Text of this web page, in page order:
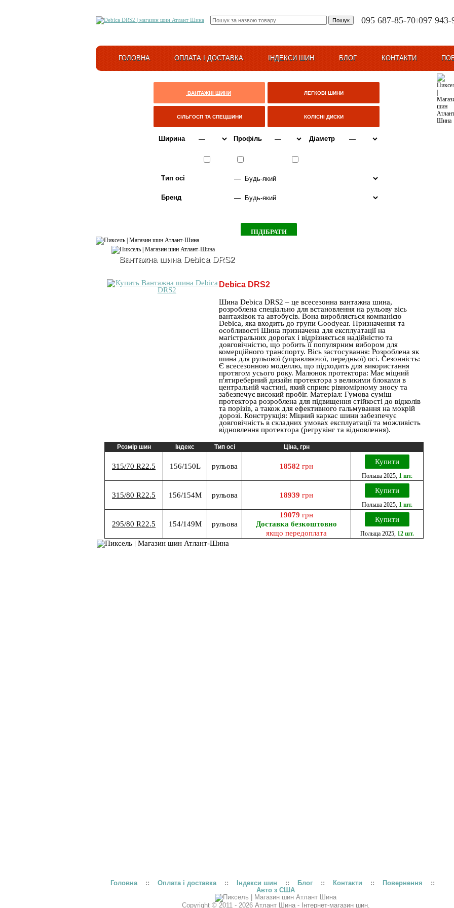
095 687-85-70 |097 943-
ГОЛОВНА ОПЛАТА І ДОСТАВКА ІНДЕКСИ ШИН БЛОГ КОНТАКТИ
ВАНТАЖНІ ШИНИ ЛЕГКОВІ ШИНИ
СІЛЬГОСП ТА СПЕЦШИНИ КОЛІСНІ ДИСКИ
Ширина Профіль Діаметр
Тип осі
Бренд
Вантажна шина Debica DRS2
Debica DRS2
Шина Debica DRS2 – це всесезонна вантажна шина,
розроблена спеціально для встановлення на рульову вісь
вантажівок та автобусів. Вона виробляється компанією
Debica, яка входить до групи Goodyear. Призначення та
особливості Шина призначена для експлуатації на
магістральних дорогах і відрізняється надійністю та
довговічністю, що робить її популярним вибором для
комерційного транспорту. Вісь застосування: Розроблена як
шина для рульової (управляючої, передньої) осі. Сезонність:
Є всесезонною моделлю, що підходить для використання
протягом усього року. Малюнок протектора: Має міцний
п'ятиреберний дизайн протектора з великими блоками в
центральній частині, який сприяє рівномірному зносу та
забезпечує високий пробіг. Матеріал: Гумова суміш
протектора розроблена для підвищення стійкості до відколів
та порізів, а також для ефективного гальмування на мокрій
дорозі. Конструкція: Міцний каркас шини забезпечує
довговічність в складних умовах експлуатації та можливість
відновлення протектора (регрувінг та відновлення).
Розмір шин Індекс Тип осі Ціна, грн
315/70 R22.5 156/150L рульова 18582 грн
Купити
Польша 2025 1 шт.
315/80 R22.5 156/154M рульова 18939 грн
Купити
Польша 2025 1 шт.
295/80 R22.5 154/149M рульова
19079 грн
Доставка безкоштовно
якщо передоплата
Купити
Польща 2025 12 шт.
Головна:: Оплата і доставка:: Індекси шин :: Блог :: Контакти :: Повернення ::
Авто з США
Copyright © 2011 - 2026 Атлант Шина - Інтернет-магазин шин.